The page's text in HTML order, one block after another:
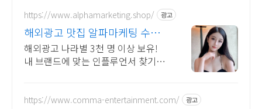
https://www.alphamarketing.shop/ 광고
해외광고 맛집 알파마케팅 수출
바우처 전문 수행기관
해외광고 나라별 3천 명 이상 보유!
내 브랜드에 맞는 인플루언서 찾기!
https://www.comma-entertainment.com/ 광고